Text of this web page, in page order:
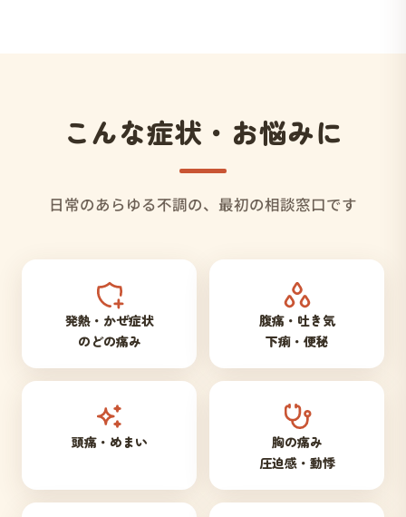
こんな症状・お悩みに
日常のあらゆる不調の、最初の相談窓口です
発熱・かぜ症状
のどの痛み
腹痛・吐き気
下痢・便秘
頭痛・めまい
胸の痛み
圧迫感・動悸